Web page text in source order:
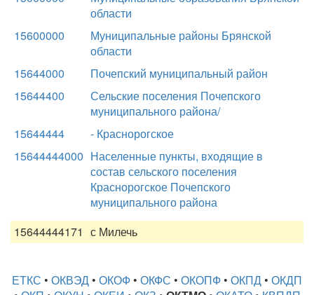
области
15600000
Муниципальные районы Брянской
области
15644000
Почепский муниципальный район
15644400
Сельские поселения Почепского
муниципального района/
15644444
- Краснорогское
15644444000 Населенные пункты, входящие в
состав сельского поселения
Краснорогское Почепского
муниципального района
15644444171 с Милечь
ЕТКС • ОКВЭД • ОКОФ • ОКФС • ОКОПФ • ОКПД • ОКДП